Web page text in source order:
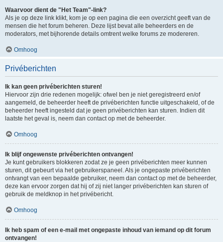
Waarvoor dient de "Het Team"-link?
Als je op deze link klikt, kom je op een pagina die een overzicht geeft van de
mensen die het forum beheren. Deze lijst bevat alle beheerders en de
moderators, met bijhorende details omtrent welke forums ze modereren.
Omhoog
Privéberichten
Ik kan geen privéberichten sturen!
Hiervoor zijn drie redenen mogelijk: ofwel ben je niet geregistreerd en/of
aangemeld, de beheerder heeft de privéberichten functie uitgeschakeld, of de
beheerder heeft ingesteld dat je geen privéberichten kan sturen. Indien dit
laatste het geval is, neem dan contact op met de beheerder.
Omhoog
Ik blijf ongewenste privéberichten ontvangen!
Je kunt gebruikers blokkeren zodat ze je geen privéberichten meer kunnen
sturen, dit gebeurt via het gebruikerspaneel. Als je ongepaste privéberichten
ontvangt van een bepaalde gebruiker, neem dan contact op met de beheerder,
deze kan ervoor zorgen dat hij of zij niet langer privéberichten kan sturen of
gebruik de meldknop in het privébericht.
Omhoog
Ik heb spam of een e-mail met ongepaste inhoud van iemand op dit forum
ontvangen!